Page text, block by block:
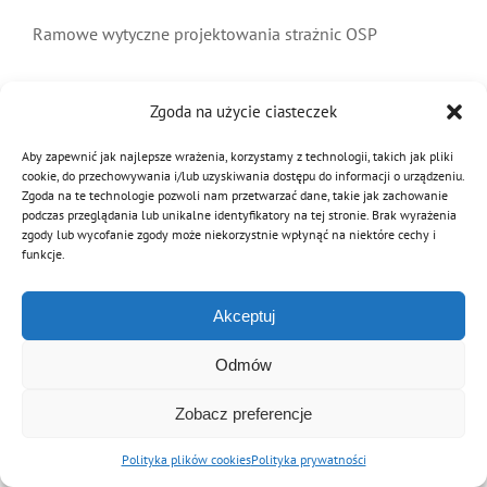
Zgoda na użycie ciasteczek
Aby zapewnić jak najlepsze wrażenia, korzystamy z technologii, takich jak pliki
cookie, do przechowywania i/lub uzyskiwania dostępu do informacji o urządzeniu.
Zgoda na te technologie pozwoli nam przetwarzać dane, takie jak zachowanie
podczas przeglądania lub unikalne identyfikatory na tej stronie. Brak wyrażenia
zgody lub wycofanie zgody może niekorzystnie wpłynąć na niektóre cechy i
funkcje.
Akceptuj
Odmów
Zobacz preferencje
Polityka plików cookiesPolityka prywatności
Symbole
MDP i DDP
PNWM
Kultura
Floriany
Historia
System OSP
Poradnik
Sklep
Ramowe wytyczne projektowania strażnic OSP
© Copyright 2012 - 2026 | Związek OSP RP